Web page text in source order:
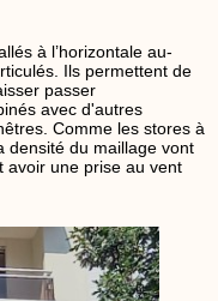
à l’horizontale au-
Ils permettent de
passer
avec d'autres
Comme les stores à
densité du maillage vont
avoir une prise au vent